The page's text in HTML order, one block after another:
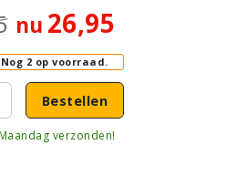
nu 26,95
Nog 2 op voorraad.
Bestellen
verzonden!